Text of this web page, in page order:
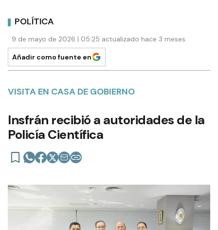
POLÍTICA
9 de mayo de 2026 | 05:25 actualizado hace 3 meses
Añadir como fuente en
VISITA EN CASA DE GOBIERNO
Insfrán recibió a autoridades de la
Policía Científica